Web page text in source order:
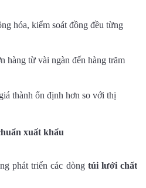
hóa, kiểm soát đồng đều từng
hàng từ vài ngàn đến hàng trăm
thành ổn định hơn so với thị
xuất khẩu
phát triển các dòng túi lưới chất